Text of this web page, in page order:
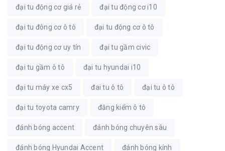
đại tu động cơ giá rẻ đại tu động cơ i10
đại tu đông cơ ô tô đại tu động cơ ô tô
đại tu động cơ uy tín đại tu gầm civic
đại tu gầm ô tô đại tu hyundai i10
đại tu máy xe cx5 đai tu ô tô đại tu ô tô
đại tu toyota camry đăng kiểm ô tô
đánh bóng accent đánh bóng chuyên sâu
đánh bóng Hyundai Accent đánh bóng kính